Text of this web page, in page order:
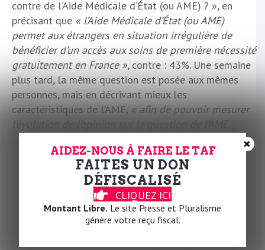
contre de l’Aide Médicale d’État (ou AME) ? », en
précisant que « l’Aide Médicale d’État (ou AME)
permet aux étrangers en situation irrégulière de
bénéficier d’un accès aux soins de première nécessité
gratuitement en France », contre : 43%. Une semaine
plus tard, la même question est posée aux mêmes
personnes, mais en décrivant mieux les
caractéristiques de l’AME, « afin de pouvoir mesurer
l’évolution de l’opinion sur la question de l’AME
« L’Aide Médicale d’État
permet aux étrangers en situation irrégulière d’avoir
accès gratuitement aux soins de première nécessité.
Sont exclus certains médicaments ainsi que des
actes et des soins considérés comme non essentiels
(cures thermales, PMA…). L’AME ne prend pas en
charge les dépassements d’honoraires. Elle permet,
AIDEZ-NOUS À FAIRE LE TAF
FAITES UN DON
DÉFISCALISÉ
CLIQUEZ ICI
Montant Libre. Le site Presse et Pluralisme
génère votre reçu fiscal.
×